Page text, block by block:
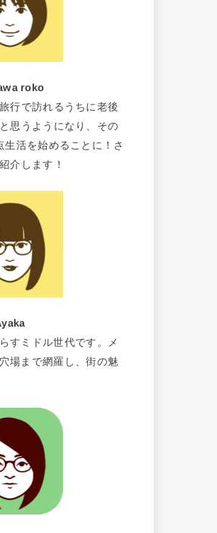
roko
行で訪れるうちに老後
思うようになり、その
活を始めることに！さ
介します！
すミドル世代です。メ
場まで網羅し、街の魅